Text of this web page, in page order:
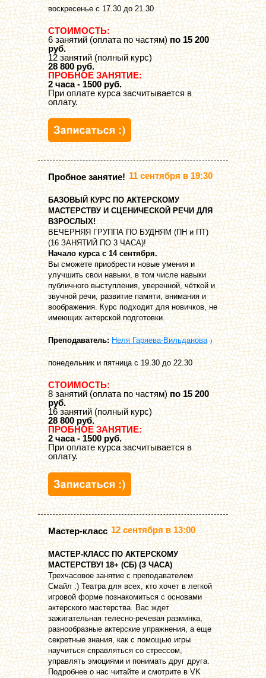
воскресенье с 17.30 до 21.30
СТОИМОСТЬ:
6 занятий (оплата по частям)по 15 200
руб.
12 занятий (полный курс)
28 800 руб.
ПРОБНОЕ ЗАНЯТИЕ:
2 часа - 1500 руб.
При оплате курса засчитывается в
оплату.
Пробное занятие! 11 сентября в 19:30
БАЗОВЫЙ КУРС ПО АКТЕРСКОМУ
МАСТЕРСТВУ И СЦЕНИЧЕСКОЙ РЕЧИ ДЛЯ
ВЗРОСЛЫХ!
ВЕЧЕРНЯЯ ГРУППА ПО БУДНЯМ (ПН и ПТ)
(16 ЗАНЯТИЙ ПО 3 ЧАСА)!
Начало курса с 14 сентября.
Вы сможете приобрести новые умения и
улучшить свои навыки, в том числе навыки
публичного выступления, уверенной, чёткой и
звучной речи, развитие памяти, внимания и
воображения. Курс подходит для новичков, не
имеющих актерской подготовки.
Преподаватель: Неля Гаряева-Вильданова
понедельник и пятница с 19.30 до 22.30
СТОИМОСТЬ:
8 занятий (оплата по частям)по 15 200
руб.
16 занятий (полный курс)
28 800 руб.
ПРОБНОЕ ЗАНЯТИЕ:
2 часа - 1500 руб.
При оплате курса засчитывается в
оплату.
Мастер-класс 12 сентября в 13:00
МАСТЕР-КЛАСС ПО АКТЕРСКОМУ
МАСТЕРСТВУ! 18+ (СБ) (З ЧАСА)
Трехчасовое занятие с преподавателем
Смайл :) Театра для всех, кто хочет в легкой
игровой форме познакомиться с основами
актерского мастерства. Вас ждет
зажигательная телесно-речевая разминка,
разнообразные актерские упражнения, а еще
секретные знания, как с помощью игры
научиться справляться со стрессом,
управлять эмоциями и понимать друг друга.
Подробнее о нас читайте и смотрите в VK